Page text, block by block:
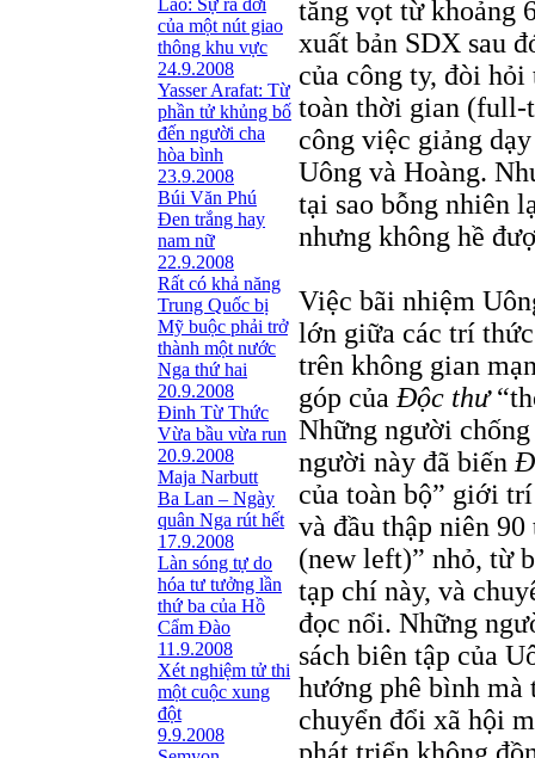
Lào: Sự ra đời
của một nút giao
thông khu vực
24.9.2008
Yasser Arafat: Từ
phần tử khủng bố
đến người cha
hòa bình
23.9.2008
Búi Văn Phú
Đen trắng hay
nam nữ
22.9.2008
Rất có khả năng
Trung Quốc bị
Mỹ buộc phải trở
thành một nước
Nga thứ hai
20.9.2008
Đinh Từ Thức
Vừa bầu vừa run
20.9.2008
Maja Narbutt
Ba Lan – Ngày
quân Nga rút hết
17.9.2008
Làn sóng tự do
hóa tư tưởng lần
thứ ba của Hồ
Cẩm Đào
11.9.2008
Xét nghiệm tử thi
một cuộc xung
đột
9.9.2008
tăng vọt từ khoảng
xuất bản SDX sau
của công ty, đòi
toàn thời gian (full-
công việc giảng
Uông và Hoàng.
tại sao bỗng nhiên
nhưng không hề
Việc bãi nhiệm
lớn giữa các trí
trên không gian
góp của Ðộc thư
Những người
người này đã biến
của toàn bộ” giới
và đầu thập niên
(new left)” nhỏ, từ
tạp chí này, và
đọc nổi. Những
sách biên tập của
hướng phê bình
chuyển đổi xã hội
phát triển không